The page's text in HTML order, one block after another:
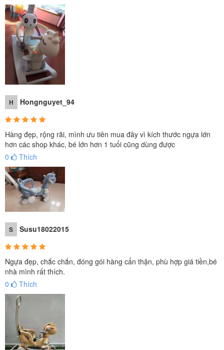
Review Ngựa bập bênh kết hợp chòi chân
H Hongnguyet_94
Hàng đẹp, rộng rãi, mình ưu tiên mua đây vì kích thước ngựa lớn
hơn các shop khác, bé lớn hơn 1 tuổi cũng dùng được
0
Thích
S Susu18022015
Ngựa đẹp, chắc chắn, đóng gói hàng cẩn thận, phù hợp giá tiền,bé
nhà mình rất thích.
0
Thích